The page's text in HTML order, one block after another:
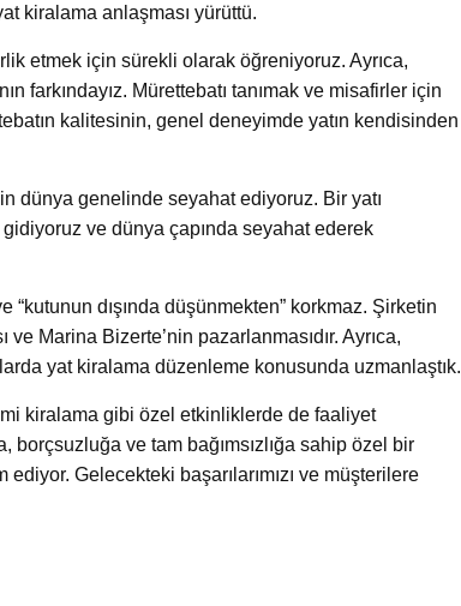
kiralama anlaşması yürüttü.
etmek için sürekli olarak öğreniyoruz. Ayrıca,
farkındayız. Mürettebatı tanımak ve misafirler için
kalitesinin, genel deneyimde yatın kendisinden
dünya genelinde seyahat ediyoruz. Bir yatı
ve dünya çapında seyahat ederek
“kutunun dışında düşünmekten” korkmaz. Şirketin
Marina Bizerte’nin pazarlanmasıdır. Ayrıca,
yat kiralama düzenleme konusunda uzmanlaştık.
kiralama gibi özel etkinliklerde de faaliyet
ve tam bağımsızlığa sahip özel bir
Gelecekteki başarılarımızı ve müşterilere